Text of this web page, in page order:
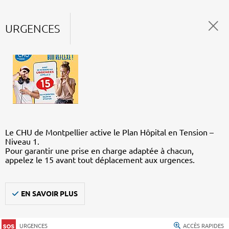
URGENCES
Le CHU de Montpellier active le Plan Hôpital en Tension –
Niveau 1.
Pour garantir une prise en charge adaptée à chacun,
appelez le 15 avant tout déplacement aux urgences.
EN SAVOIR PLUS
URGENCES ACCÈS RAPIDES